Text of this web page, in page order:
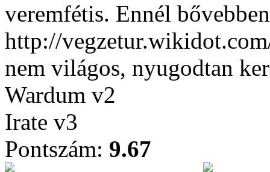
veremfétis. Ennél
http://
nem világos, nyugodtan
Wardum v2
Irate v3
Pontszám: 9.67